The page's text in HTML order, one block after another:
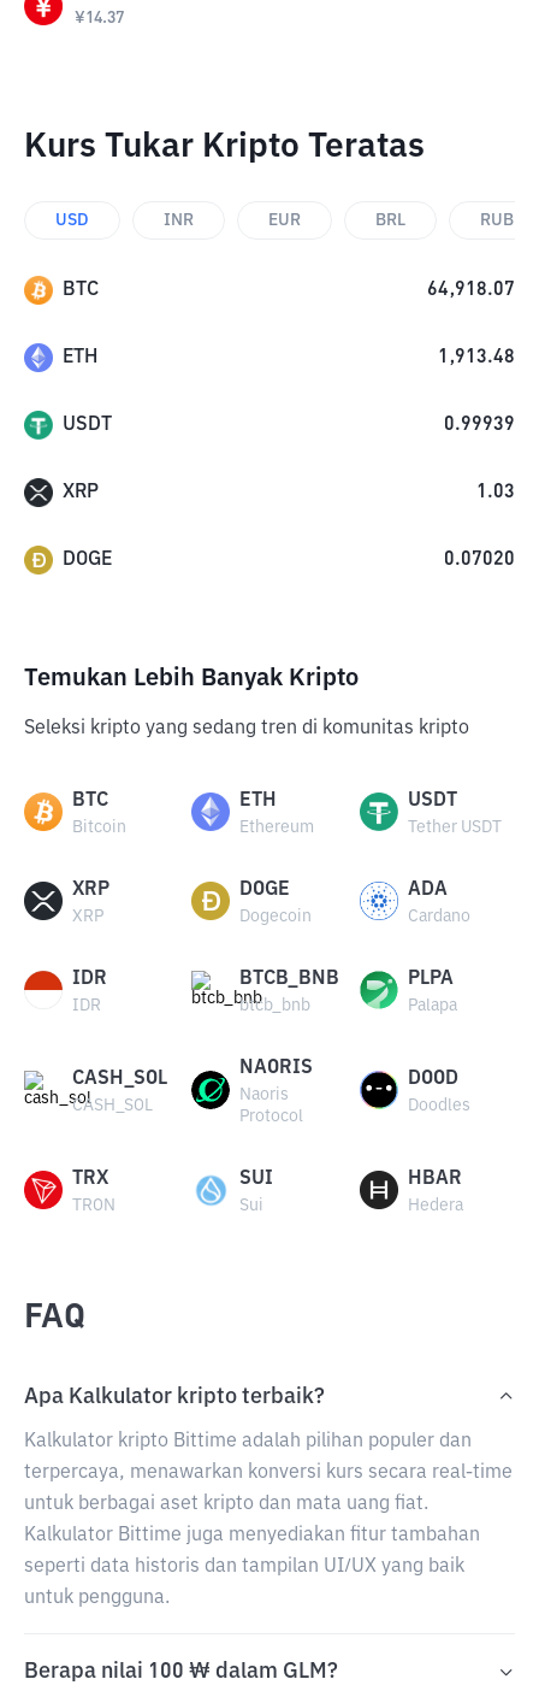
¥14.37
Kurs Tukar Kripto Teratas
USD INR EUR BRL RUB
BTC 64,918.07
ETH 1,913.48
USDT 0.99939
XRP 1.03
DOGE 0.07020
Temukan Lebih Banyak Kripto
Seleksi kripto yang sedang tren di komunitas kripto
BTC
Bitcoin
ETH
Ethereum
USDT
Tether USDT
XRP
XRP
DOGE
Dogecoin
ADA
Cardano
IDR
IDR
BTCB_BNB
btcb_bnb
PLPA
Palapa
CASH_SOL
CASH_SOL
NAORIS
Naoris
Protocol
DOOD
Doodles
TRX
TRON
SUI
Sui
HBAR
Hedera
FAQ
Apa Kalkulator kripto terbaik?
Kalkulator kripto Bittime adalah pilihan populer dan
terpercaya, menawarkan konversi kurs secara real-time
untuk berbagai aset kripto dan mata uang fiat.
Kalkulator Bittime juga menyediakan fitur tambahan
seperti data historis dan tampilan UI/UX yang baik
untuk pengguna.
Berapa nilai 100 ₩ dalam GLM?